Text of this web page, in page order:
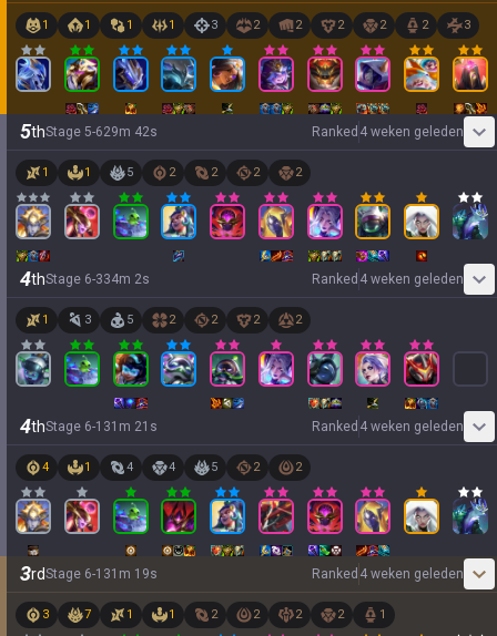
1 1 1 1 3 2 2 2 2 2 3
5thStage 5-629m 42s Ranked 4 weken geleden
1 1 5 2 2 2 2
4thStage 6-334m 2s Ranked 4 weken geleden
1 3 5 2 2 2 2
4thStage 6-1 31 m 21 s Ranked 4 weken geleden
4 1 4 4 5 2 2
3rdStage 6-1 31 m 19s Ranked 4 weken geleden
3 7 1 1 2 2 2 2 1